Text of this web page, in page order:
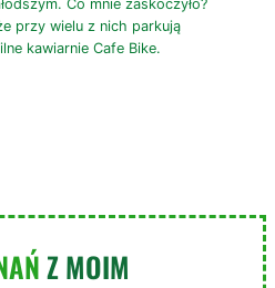
Co mnie zaskoczyło?
przy wielu z nich parkują
kawiarnie Cafe Bike.
Z MOIM